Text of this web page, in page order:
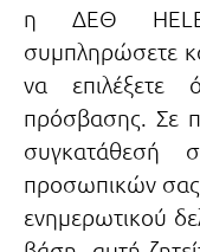
η ΔΕΘ
συμπληρώσετε
να επιλέξετε
πρόσβασης. Σε
προσωπικών
ενημερωτικού